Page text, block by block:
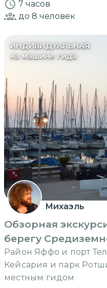
7 часов
до 8 человек
ИНДИВИДУАЛЬНАЯ
на машине гида
Михаэль
Обзорная
берегу
Район Яффо и порт
Кейсария и парк
местным гидом